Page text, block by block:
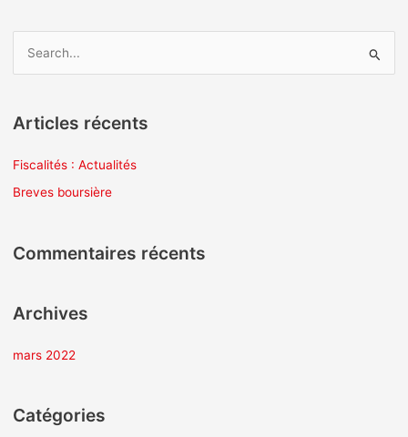
h
e
Articles récents
Fiscalités : Actualités
Breves boursière
Commentaires récents
Archives
mars 2022
Catégories